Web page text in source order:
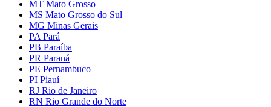
MT Mato Grosso
MS Mato Grosso do Sul
MG Minas Gerais
PA Pará
PB Paraíba
PR Paraná
PE Pernambuco
PI Piauí
RJ Rio de Janeiro
RN Rio Grande do Norte